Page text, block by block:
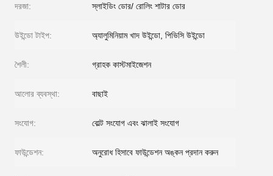
দরজা: স্লাইডিং ডোর/ রোলিং শাটার ডোর
উইন্ডো টাইপ: অ্যালুমিনিয়াম খাদ উইন্ডো, পিভিসি উইন্ডো
শৈলী: গ্রাহক কাস্টমাইজেশন
আলোর ব্যবস্থা: বাছাই
সংযোগ: বোল্ট সংযোগ এবং ঝালাই সংযোগ
ফাউন্ডেশন: অনুরোধ হিসাবে ফাউন্ডেশন অঙ্কন প্রদান করুন